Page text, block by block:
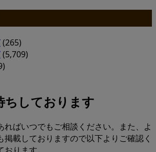
(265)
(5,709)
ちしております
ればいつでもご相談ください。また、よ
掲載しておりますので以下よりご確認く